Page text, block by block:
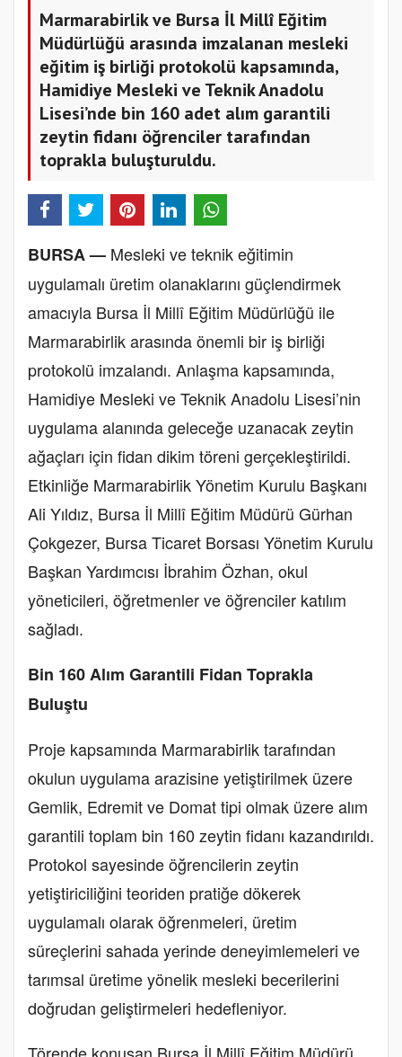
Marmarabirlik ve Bursa İl Millî Eğitim
Müdürlüğü arasında imzalanan mesleki
eğitim iş birliği protokolü kapsamında,
Hamidiye Mesleki ve Teknik Anadolu
Lisesi’nde bin 160 adet alım garantili
zeytin fidanı öğrenciler tarafından
toprakla buluşturuldu.
BURSA — Mesleki ve teknik eğitimin
uygulamalı üretim olanaklarını güçlendirmek
amacıyla Bursa İl Millî Eğitim Müdürlüğü ile
Marmarabirlik arasında önemli bir iş birliği
protokolü imzalandı. Anlaşma kapsamında,
Hamidiye Mesleki ve Teknik Anadolu Lisesi’nin
uygulama alanında geleceğe uzanacak zeytin
ağaçları için fidan dikim töreni gerçekleştirildi.
Etkinliğe Marmarabirlik Yönetim Kurulu Başkanı
Ali Yıldız, Bursa İl Millî Eğitim Müdürü Gürhan
Çokgezer, Bursa Ticaret Borsası Yönetim Kurulu
Başkan Yardımcısı İbrahim Özhan, okul
yöneticileri, öğretmenler ve öğrenciler katılım
sağladı.
Bin 160 Alım Garantili Fidan Toprakla
Buluştu
Proje kapsamında Marmarabirlik tarafından
okulun uygulama arazisine yetiştirilmek üzere
Gemlik, Edremit ve Domat tipi olmak üzere alım
garantili toplam bin 160 zeytin fidanı kazandırıldı.
Protokol sayesinde öğrencilerin zeytin
yetiştiriciliğini teoriden pratiğe dökerek
uygulamalı olarak öğrenmeleri, üretim
süreçlerini sahada yerinde deneyimlemeleri ve
tarımsal üretime yönelik mesleki becerilerini
doğrudan geliştirmeleri hedefleniyor.